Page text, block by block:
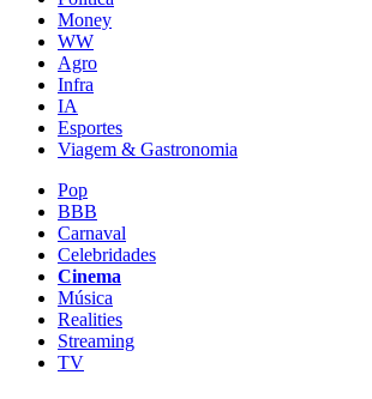
Money
WW
Agro
Infra
IA
Esportes
Viagem & Gastronomia
Pop
BBB
Carnaval
Celebridades
Cinema
Música
Realities
Streaming
TV